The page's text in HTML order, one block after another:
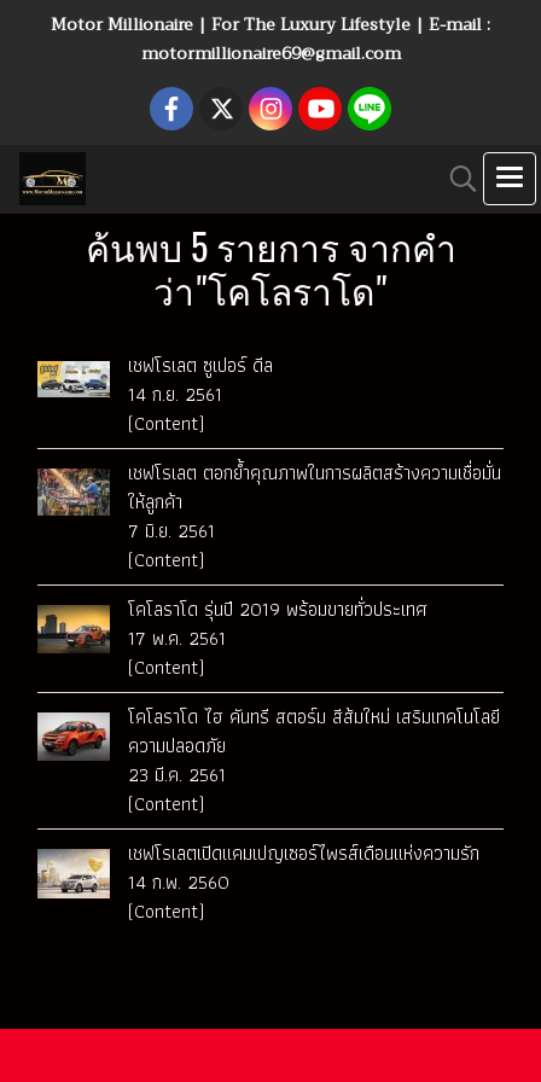
Motor Millionaire | For The Luxury Lifestyle | E-mail :
motormillionaire69@gmail.com
ค้นพบ 5 รายการ จากคำ
ว่า"โคโลราโด"
เชฟโรเลต ซูเปอร์ ดีล
14 ก.ย. 2561
(Content)
เชฟโรเลต ตอกย้ำคุณภาพในการผลิตสร้างความเชื่อมั่น
ให้ลูกค้า
7 มิ.ย. 2561
(Content)
โคโลราโด รุ่นปี 2019 พร้อมขายทั่วประเทศ
17 พ.ค. 2561
(Content)
โคโลราโด ไฮ คันทรี สตอร์ม สีส้มใหม่ เสริมเทคโนโลยี
ความปลอดภัย
23 มี.ค. 2561
(Content)
เชฟโรเลตเปิดแคมเปญเซอร์ไพรส์เดือนแห่งความรัก
14 ก.พ. 2560
(Content)